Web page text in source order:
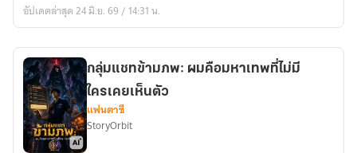
อัปเดตล่าสุด 24 มิ.ย. 69 / 14:31 น.
กลุ่มแชทข้ามภพ: ผมคือมหาเทพที่ไม่มี
ใครเคยเห็นตัว
แฟนตาซี
StoryOrbit